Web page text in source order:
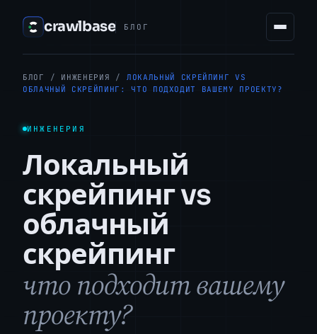
crawlbase БЛОГ
БЛОГ / ИНЖЕНЕРИЯ /
ЛОКАЛЬНЫЙ СКРЕЙПИНГ VS
ОБЛАЧНЫЙ СКРЕЙПИНГ: ЧТО ПОДХОДИТ ВАШЕМУ ПРОЕКТУ?
ИНЖЕНЕРИЯ
Локальный
скрейпинг vs
облачный
скрейпинг
что подходит вашему
проекту?